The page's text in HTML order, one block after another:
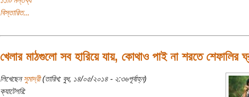
বিস্তারিত...
খেলার মাঠগুলো সব হারিয়ে যায়, কোথাও পাই না শরতে শেফালির
লিখেছেনসুমাদ্রী(তারিখ: বুধ, ১৪/০৫/২০১৪ - ২:৩৬পূর্বাহ্ন)
ক্যাটেগরি: